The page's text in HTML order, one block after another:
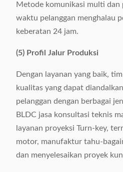
Metode komunikasi multi dan
waktu pelanggan menghalau
keberatan 24 jam.
(5) Profil Jalur Produksi
Dengan layanan yang baik,
kualitas yang dapat
pelanggan dengan berbagai
BLDC jasa konsultasi teknis
layanan proyeksi Turn-key,
motor, manufaktur tahu-
dan menyelesaikan proyek